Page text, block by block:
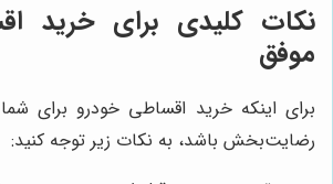
نکات کلیدی برای خرید
موفق
برای اینکه خرید اقساطی خودرو برای
رضایت‌بخش باشد، به نکات زیر توجه کنید: